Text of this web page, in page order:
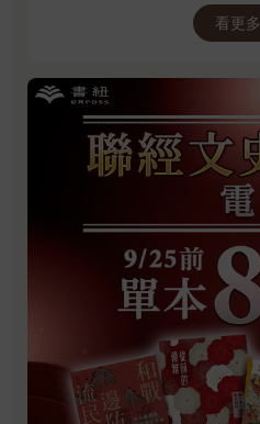
看更多